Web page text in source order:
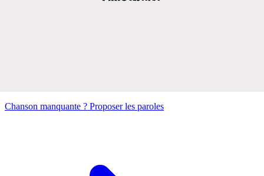
Chanson manquante ? Proposer les paroles